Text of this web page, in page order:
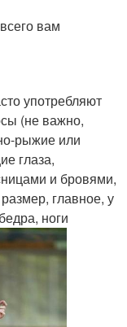
вам
употребляют
(не важно,
рыжие или
глаза,
и бровями,
главное, у
ноги